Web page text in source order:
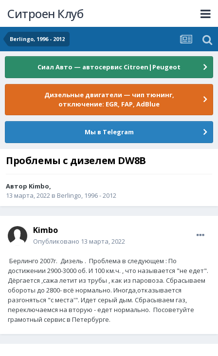
Ситроен Клуб
Berlingo, 1996 - 2012
Сиал Авто — автосервис Citroen|Peugeot
Дизельные двигатели — чип тюнинг,
отключение: EGR, FAP, AdBlue
Мы в Telegram
Проблемы с дизелем DW8B
Автор Kimbo,
13 марта, 2022 в Berlingo, 1996 - 2012
Kimbo
Опубликовано 13 марта, 2022
Берлинго 2007г. Дизель . Проблема в следующем : По
достижении 2900-3000 об. И 100 км.ч. , что называется "не едет".
Дёргается ,сажа летит из трубы , как из паровоза. Сбрасываем
обороты до 2800- всё нормально. Иногда,отказывается
разгоняться "с места'". Идет серый дым. Сбрасываем газ,
переключаемся на вторую - едет нормально. Посоветуйте
грамотный сервис в Петербурге.